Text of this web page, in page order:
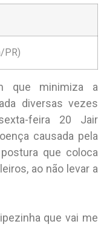
PR)
que minimiza a
diversas vezes
feira 20 Jair
causada pela
que coloca
ao não levar a
que vai me